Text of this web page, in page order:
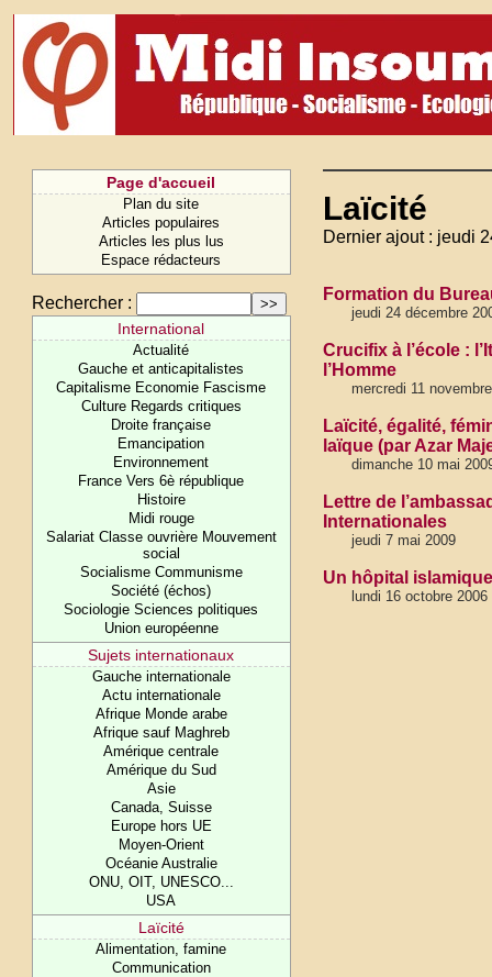
Page d'accueil
Plan du site
Articles populaires
Articles les plus lus
Espace rédacteurs
Rechercher :
International
Actualité
Gauche et anticapitalistes
Capitalisme Economie Fascisme
Culture Regards critiques
Droite française
Emancipation
Environnement
France Vers 6è république
Histoire
Midi rouge
Salariat Classe ouvrière Mouvement
social
Socialisme Communisme
Société (échos)
Sociologie Sciences politiques
Union européenne
Sujets internationaux
Gauche internationale
Actu internationale
Afrique Monde arabe
Afrique sauf Maghreb
Amérique centrale
Amérique du Sud
Asie
Canada, Suisse
Europe hors UE
Moyen-Orient
Océanie Australie
ONU, OIT, UNESCO...
USA
Laïcité
Alimentation, famine
Communication
Laïcité
Dernier ajout : jeudi
Formation du
jeudi 24 décembre
Crucifix à l’école :
l’Homme
mercredi 11
Laïcité, égalité,
laïque (par Azar
dimanche 10 mai
Lettre de
Internationales
jeudi 7 mai 2009
Un hôpital
lundi 16 octobre 2006